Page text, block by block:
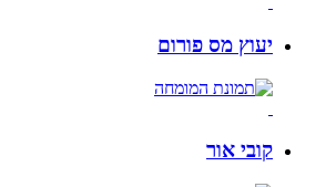
יעוץ מס פורום
קובי אור